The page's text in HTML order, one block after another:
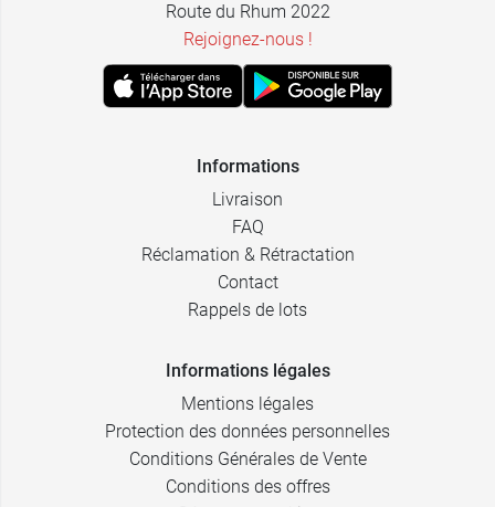
Route du Rhum 2022
Rejoignez-nous !
Informations
Livraison
FAQ
Réclamation & Rétractation
Contact
Rappels de lots
Informations légales
Mentions légales
Protection des données personnelles
Conditions Générales de Vente
Conditions des offres